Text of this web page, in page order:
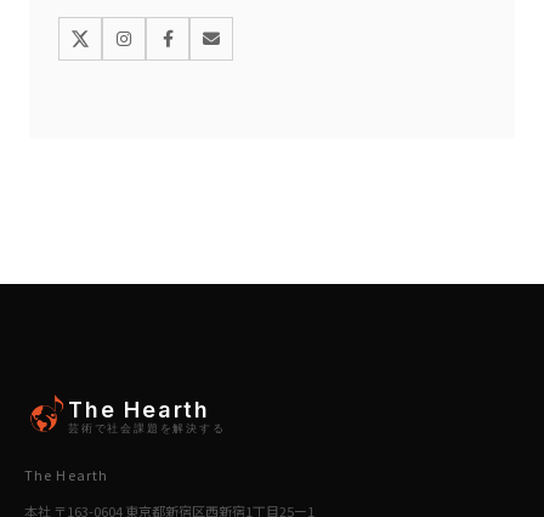
The Hearth
芸術で社会課題を解決する
The Hearth
本社 〒163-0604 東京都新宿区西新宿1丁目25ー1